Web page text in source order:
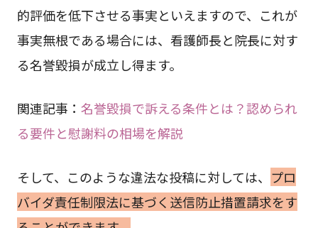
的評価を低下させる事実といえますので、これが
事実無根である場合には、看護師長と院長に対す
る名誉毀損が成立し得ます。
関連記事： 名誉毀損で訴える条件とは？認められ
る要件と慰謝料の相場を解説
そして、このような違法な投稿に対しては、 プロ
バイダ責任制限法に基づく送信防止措置請求をす